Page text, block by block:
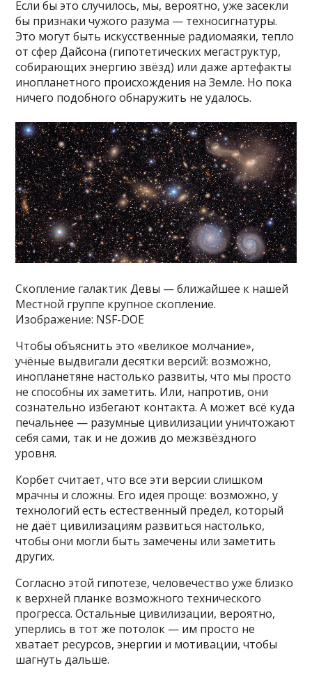
Если бы это случилось, мы, вероятно, уже засекли
бы признаки чужого разума — техносигнатуры.
Это могут быть искусственные радиомаяки, тепло
от сфер Дайсона (гипотетических мегаструктур,
собирающих энергию звёзд) или даже артефакты
инопланетного происхождения на Земле. Но пока
ничего подобного обнаружить не удалось.
Скопление галактик Девы — ближайшее к нашей
Местной группе крупное скопление.
Изображение: NSF-DOE
Чтобы объяснить это «великое молчание»,
учёные выдвигали десятки версий: возможно,
инопланетяне настолько развиты, что мы просто
не способны их заметить. Или, напротив, они
сознательно избегают контакта. А может всё куда
печальнее — разумные цивилизации уничтожают
себя сами, так и не дожив до межзвёздного
уровня.
Корбет считает, что все эти версии слишком
мрачны и сложны. Его идея проще: возможно, у
технологий есть естественный предел, который
не даёт цивилизациям развиться настолько,
чтобы они могли быть замечены или заметить
других.
Согласно этой гипотезе, человечество уже близко
к верхней планке возможного технического
прогресса. Остальные цивилизации, вероятно,
уперлись в тот же потолок — им просто не
хватает ресурсов, энергии и мотивации, чтобы
шагнуть дальше.